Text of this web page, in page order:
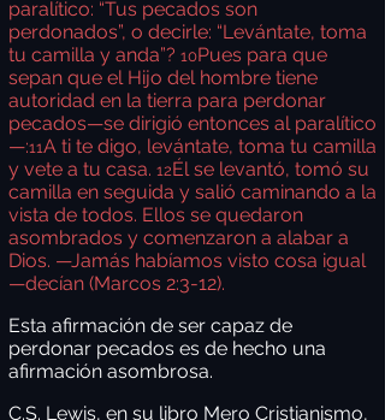
paralítico: “Tus pecados son
perdonados”, o decirle: “Levántate, toma
tu camilla y anda”? 10Pues para que
sepan que el Hijo del hombre tiene
autoridad en la tierra para perdonar
pecados—se dirigió entonces al paralítico
—:11A ti te digo, levántate, toma tu camilla
y vete a tu casa. 12Él se levantó, tomó su
camilla en seguida y salió caminando a la
vista de todos. Ellos se quedaron
asombrados y comenzaron a alabar a
Dios. —Jamás habíamos visto cosa igual
—decían (Marcos 2:3-12).
Esta afirmación de ser capaz de
perdonar pecados es de hecho una
afirmación asombrosa.
C.S. Lewis, en su libro Mero Cristianismo,